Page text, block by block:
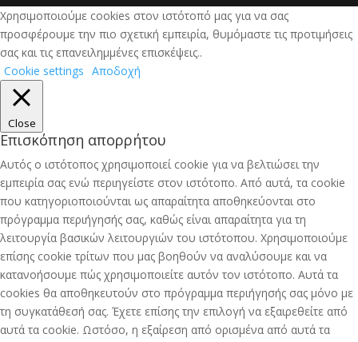
Χρησιμοποιούμε cookies στον ιστότοπό μας για να σας
προσφέρουμε την πιο σχετική εμπειρία, θυμόμαστε τις προτιμήσεις
σας και τις επανειλημμένες επισκέψεις..
Cookie settings Αποδοχή
Close
Επισκόπηση απορρήτου
Αυτός ο ιστότοπος χρησιμοποιεί cookie για να βελτιώσει την
εμπειρία σας ενώ περιηγείστε στον ιστότοπο. Από αυτά, τα cookie
που κατηγοριοποιούνται ως απαραίτητα αποθηκεύονται στο
πρόγραμμα περιήγησής σας, καθώς είναι απαραίτητα για τη
λειτουργία βασικών λειτουργιών του ιστότοπου. Χρησιμοποιούμε
επίσης cookie τρίτων που μας βοηθούν να αναλύσουμε και να
κατανοήσουμε πώς χρησιμοποιείτε αυτόν τον ιστότοπο. Αυτά τα
cookies θα αποθηκευτούν στο πρόγραμμα περιήγησής σας μόνο με
τη συγκατάθεσή σας. Έχετε επίσης την επιλογή να εξαιρεθείτε από
αυτά τα cookie. Ωστόσο, η εξαίρεση από ορισμένα από αυτά τα